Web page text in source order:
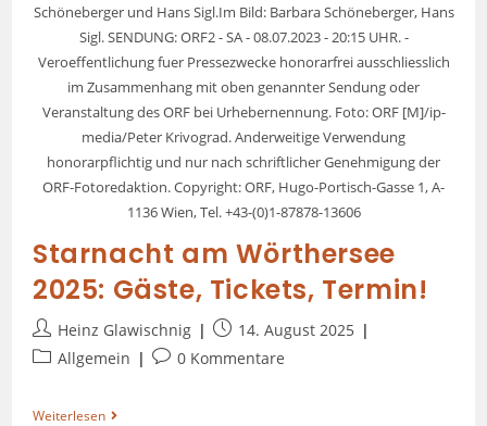
Schöneberger und Hans Sigl.Im Bild: Barbara Schöneberger, Hans
Sigl. SENDUNG: ORF2 - SA - 08.07.2023 - 20:15 UHR. -
Veroeffentlichung fuer Pressezwecke honorarfrei ausschliesslich
im Zusammenhang mit oben genannter Sendung oder
Veranstaltung des ORF bei Urhebernennung. Foto: ORF [M]/ip-
media/Peter Krivograd. Anderweitige Verwendung
honorarpflichtig und nur nach schriftlicher Genehmigung der
ORF-Fotoredaktion. Copyright: ORF, Hugo-Portisch-Gasse 1, A-
1136 Wien, Tel. +43-(0)1-87878-13606
Starnacht am Wörthersee
2025: Gäste, Tickets, Termin!
Heinz Glawischnig
14. August 2025
Allgemein
0 Kommentare
Weiterlesen